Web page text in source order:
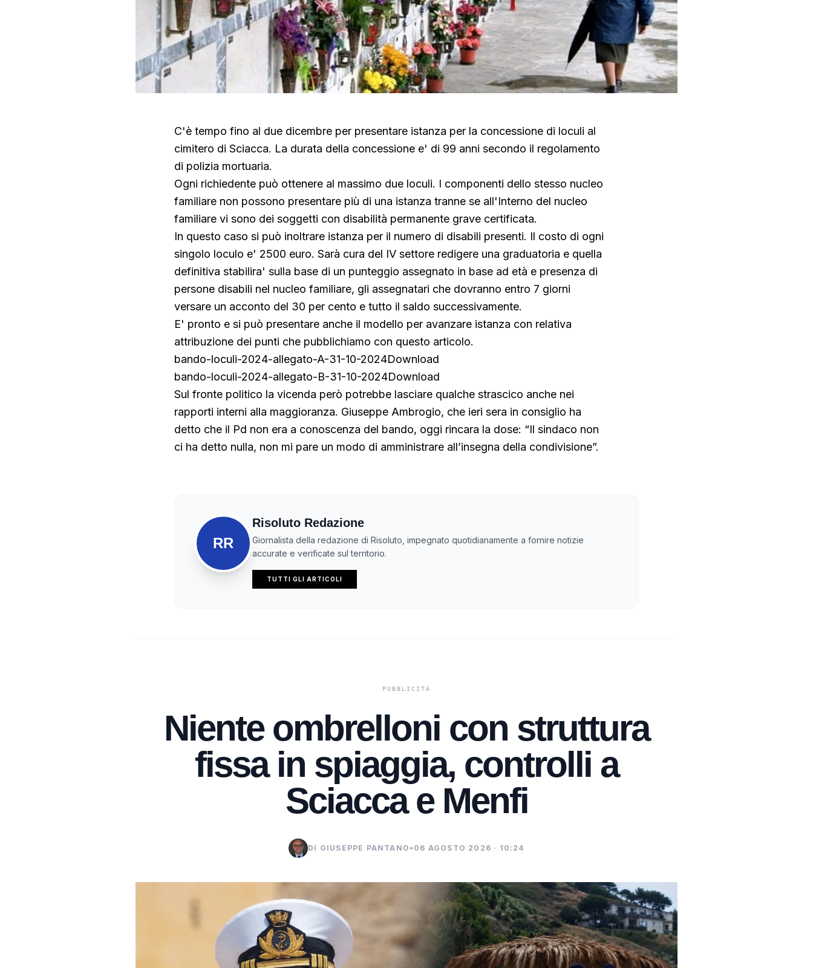
C'è tempo fino al due dicembre per presentare istanza per la concessione di loculi al
cimitero di Sciacca. La durata della concessione e' di 99 anni secondo il regolamento
di polizia mortuaria.
Ogni richiedente può ottenere al massimo due loculi. I componenti dello stesso nucleo
familiare non possono presentare più di una istanza tranne se all'Interno del nucleo
familiare vi sono dei soggetti con disabilità permanente grave certificata.
In questo caso si può inoltrare istanza per il numero di disabili presenti. Il costo di ogni
singolo loculo e' 2500 euro. Sarà cura del IV settore redigere una graduatoria e quella
definitiva stabilira' sulla base di un punteggio assegnato in base ad età e presenza di
persone disabili nel nucleo familiare, gli assegnatari che dovranno entro 7 giorni
versare un acconto del 30 per cento e tutto il saldo successivamente.
E' pronto e si può presentare anche il modello per avanzare istanza con relativa
attribuzione dei punti che pubblichiamo con questo articolo.
bando-loculi-2024-allegato-A-31-10-2024Download
bando-loculi-2024-allegato-B-31-10-2024Download
Sul fronte politico la vicenda però potrebbe lasciare qualche strascico anche nei
rapporti interni alla maggioranza. Giuseppe Ambrogio, che ieri sera in consiglio ha
detto che il Pd non era a conoscenza del bando, oggi rincara la dose: “Il sindaco non
ci ha detto nulla, non mi pare un modo di amministrare all’insegna della condivisione”.
RR
Risoluto Redazione
Giornalista della redazione di Risoluto, impegnato quotidianamente a fornire notizie
accurate e verificate sul territorio.
TUTTI GLI ARTICOLI
Niente ombrelloni con struttura
fissa in spiaggia, controlli a
Sciacca e Menfi
DI GIUSEPPE PANTANO • 06 AGOSTO 2026 · 10:24